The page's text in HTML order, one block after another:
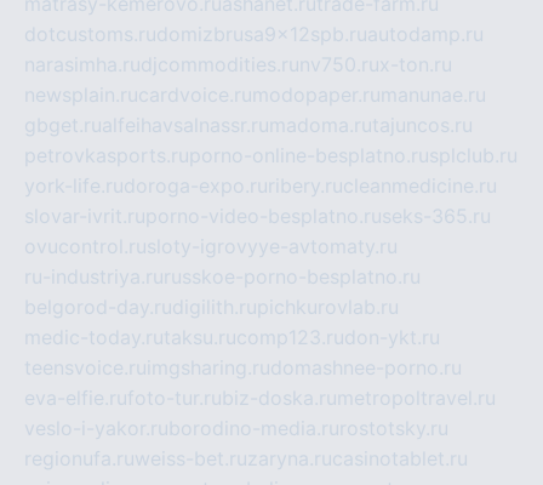
dotcustoms.rudomizbrusa9x12spb.ruautodamp.ru
narasimha.rudjcommodities.ru nv750.rux-ton.ru
newsplain.rucardvoice.ru modopaper.ru manunae.ru
gbget.rualfeihavsalnassr.ru madoma.rutajuncos.ru
petrovkasports.ruporno-online-besplatno.rusplclub.ru
york-life.rudoroga-expo.ru ribery.rucleanmedicine.ru
slovar-ivrit.ruporno-video-besplatno.ruseks-365.ru
ovucontrol.rusloty-igrovyye-avtomaty.ru
ru-industriya.ru russkoe-porno-besplatno.ru
belgorod-day.rudigilith.rupichkurovlab.ru
medic-today.rutaksu.rucomp123.rudon-ykt.ru
teensvoice.ru imgsharing.rudomashnee-porno.ru
eva-elfie.rufoto-tur.rubiz-doska.ru metropoltravel.ru
veslo-i-yakor.ruborodino-media.ru rostotsky.ru
regionufa.ruweiss-bet.ruzaryna.rucasinotablet.ru